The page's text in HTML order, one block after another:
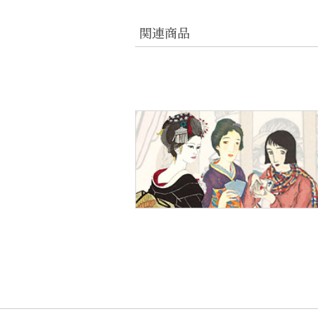
関連商品